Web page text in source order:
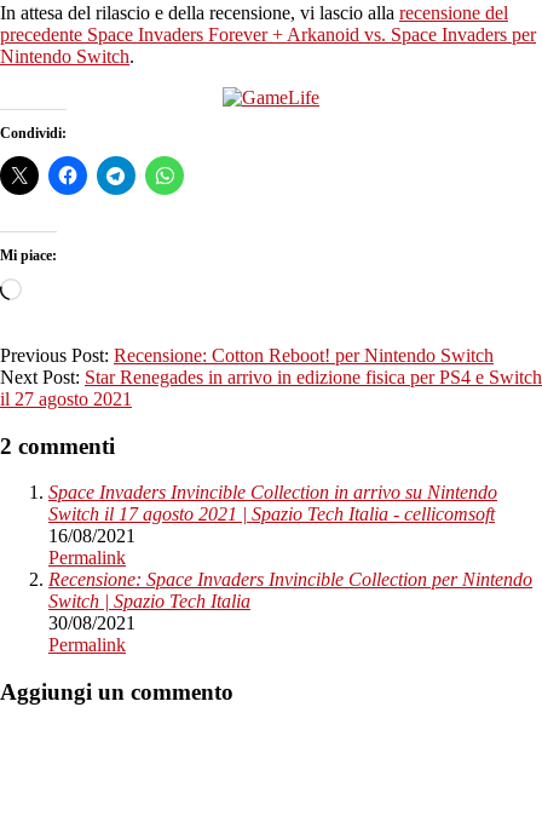
In attesa del rilascio e della recensione, vi lascio alla recensione del
precedente Space Invaders Forever + Arkanoid vs. Space Invaders per
Nintendo Switch.
Condividi:
Mi piace:
Caricamento
2021-
08-
16
Previous Post: Recensione: Cotton Reboot! per Nintendo Switch
Next Post: Star Renegades in arrivo in edizione fisica per PS4 e Switch
il 27 agosto 2021
2 commenti
Space Invaders Invincible Collection in arrivo su Nintendo
Switch il 17 agosto 2021 | Spazio Tech Italia - cellicomsoft
16/08/2021
Permalink
Recensione: Space Invaders Invincible Collection per Nintendo
Switch | Spazio Tech Italia
30/08/2021
Permalink
Aggiungi un commento